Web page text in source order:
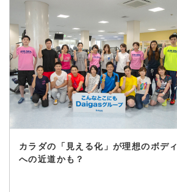
カラダの「見える化」が理想のボディ
への近道かも？